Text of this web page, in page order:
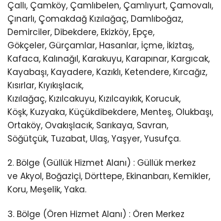
Çallı, Çamköy, Çamlıbelen, Çamlıyurt, Çamovalı,
Çınarlı, Çomakdağ Kızılağaç, Damlıboğaz,
Demirciler, Dibekdere, Ekizköy, Epçe,
Gökçeler, Gürçamlar, Hasanlar, İçme, İkiztaş,
Kafaca, Kalınağıl, Karakuyu, Karapınar, Kargıcak,
Kayabaşı, Kayadere, Kazıklı, Ketendere, Kırcağız,
Kısırlar, Kıyıkışlacık,
Kızılağaç, Kızılcakuyu, Kızılcayıkık, Korucuk,
Köşk, Kuzyaka, Küçükdibekdere, Menteş, Olukbaşı,
Ortaköy, Ovakışlacık, Sarıkaya, Savran,
Söğütçük, Tuzabat, Ulaş, Yaşyer, Yusufça.
​2. Bölge (Güllük Hizmet Alanı) : Güllük merkez
ve Akyol, Boğaziçi, Dörttepe, Ekinanbarı, Kemikler,
Koru, Meşelik, Yaka.
​3. Bölge (Ören Hizmet Alanı) : Ören Merkez